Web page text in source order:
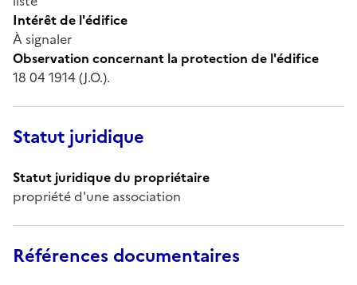
Intérêt de l'édifice
À signaler
Observation concernant la protection de l'édifice
18 04 1914 (J.O.).
Statut juridique
Statut juridique du propriétaire
propriété d'une association
Références documentaires